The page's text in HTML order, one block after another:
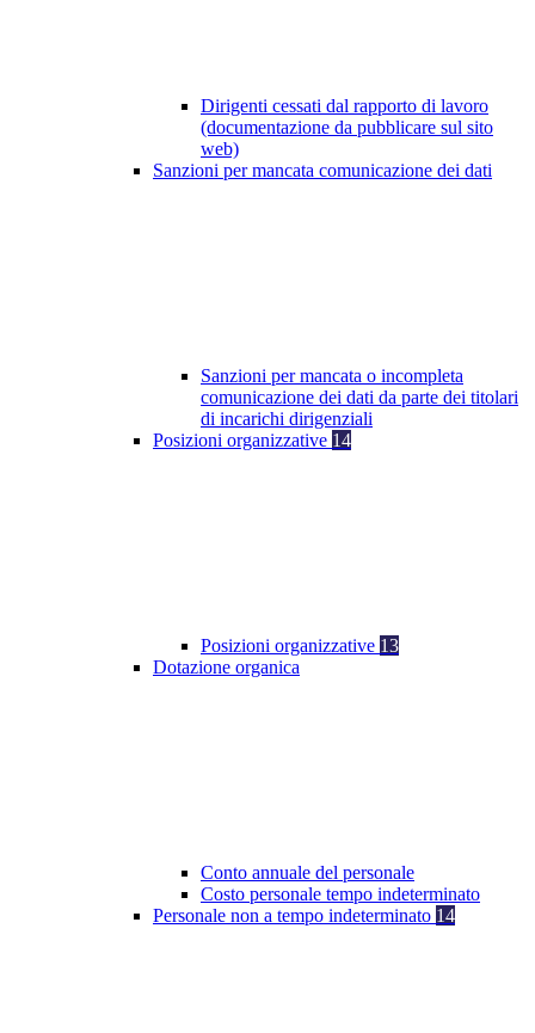
Dirigenti cessati dal rapporto di lavoro
(documentazione da pubblicare sul sito
web)
Sanzioni per mancata comunicazione dei dati
Sanzioni per mancata o incompleta
comunicazione dei dati da parte dei titolari
di incarichi dirigenziali
Posizioni organizzative 14
Posizioni organizzative 13
Dotazione organica
Conto annuale del personale
Costo personale tempo indeterminato
Personale non a tempo indeterminato 14